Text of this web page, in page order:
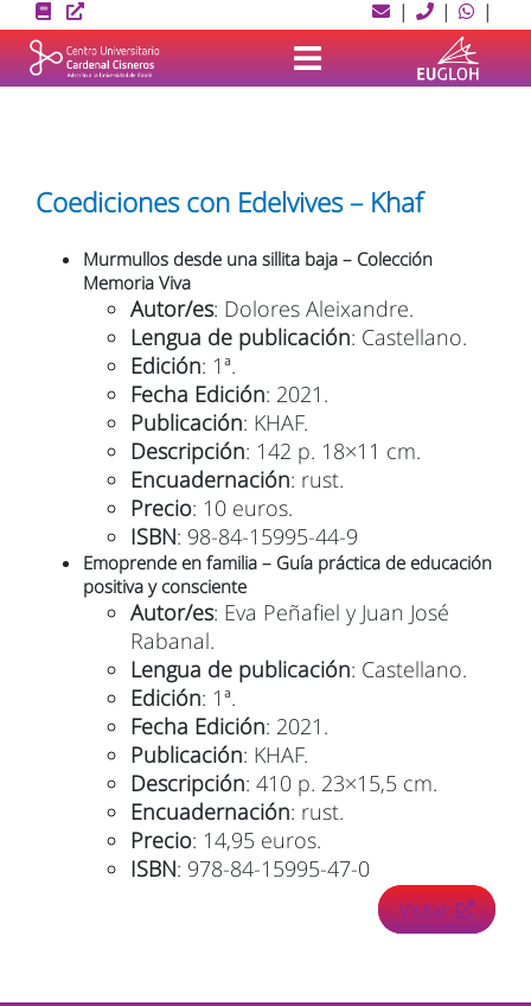
to
content
| | |
Coediciones con Edelvives – Khaf
Murmullos desde una sillita baja – Colección
Memoria Viva
Autor/es: Dolores Aleixandre.
Lengua de publicación: Castellano.
Edición: 1ª.
Fecha Edición: 2021.
Publicación: KHAF.
Descripción: 142 p. 18×11 cm.
Encuadernación: rust.
Precio: 10 euros.
ISBN: 98-84-15995-44-9
Emoprende en familia – Guía práctica de educación
positiva y consciente
Autor/es: Eva Peñafiel y Juan José
Rabanal.
Lengua de publicación: Castellano.
Edición: 1ª.
Fecha Edición: 2021.
Publicación: KHAF.
Descripción: 410 p. 23×15,5 cm.
Encuadernación: rust.
Precio: 14,95 euros.
ISBN: 978-84-15995-47-0
Visitar